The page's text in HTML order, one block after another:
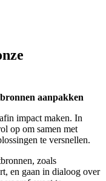
aanpakken
impact maken. In
op om samen met
te versnellen.
zoals
en gaan in dialoog over